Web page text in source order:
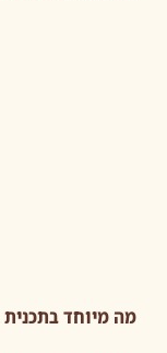
מה מיוחד